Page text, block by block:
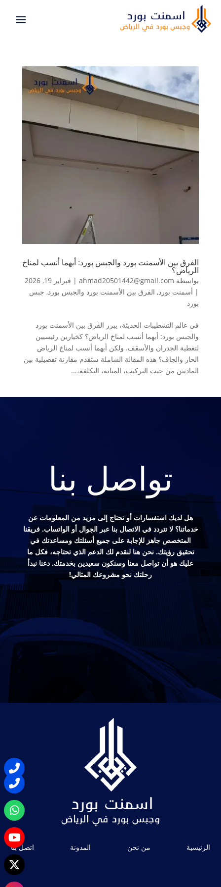
الفرق بين الأسمنت بورد والجبس بورد: أيهما أنسب لمناخ
الرياض؟
بواسطة ahmad20501442@gmail.com
| فبراير 19, 2026
| أسمنت بورد, الفرق بين الأسمنت بورد والجبس بورد, جبس
بورد
في عالم التشطيبات الحديثة، يبرز الفرق بين الأسمنت بورد
والجبس بورد: أيهما أنسب لمناخ الرياض؟ كخيارين رئيسيين
لتغطية الجدران والأسقف. ولكن أيهما أنسب لمناخ الرياض
الحار والجاف؟ هذه المقالة الشاملة ستقدم مقارنة تفصيلية بين
المادتين من حيث التركيب، المتانة، التكلفة،...
تواصل بنا
هل لديك استفسارات أو تحتاج إلى مزيد من المعلومات عن
خدماتنا؟ لا تتردد في الاتصال بنا عبر الجوال أو الواتساب. فريقنا
المتخصص جاهز للإجابة على جميع أسئلتك ومساعدتك في
تحقيق رؤيتك. نحن هنا لنقدم لك الدعم الذي تحتاجه، فكل ما
عليك هو أن تواصل معنا وسنكون سعيدين بخدمتك. دعنا نبدأ
رحلتك نحو مشروعك المثالي!
الرئيسية من نحن المدونة اتصل بنا